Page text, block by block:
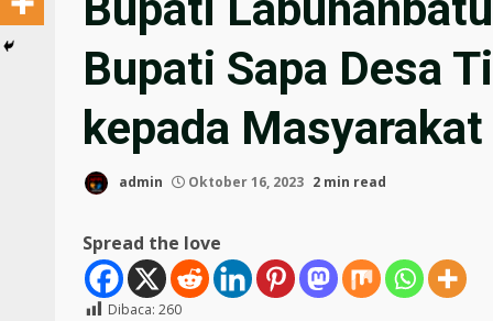
Bupati Sapa Desa
kepada Masyarakat
admin Oktober 16, 2023 2 min read
Spread the love
Dibaca: 260